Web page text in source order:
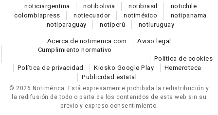
noticiargentina notibolivia notibrasil notichile
colombiapress notiecuador notiméxico notipanama
notiparaguay notiperú notiuruguay
Acerca de notimerica.com
Aviso legal
Cumplimiento normativo
Política de cookies
Política de privacidad
Kiosko Google Play
Hemeroteca
Publicidad estatal
© 2026 Notimérica. Está expresamente prohibida la redistribución y
la redifusión de todo o parte de los contenidos de esta web sin su
previo y expreso consentimiento.